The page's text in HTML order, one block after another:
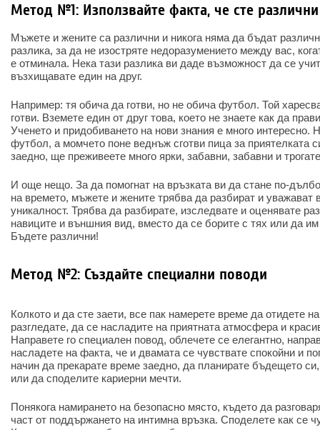
Метод №1: Използвайте факта, че сте различни
Мъжете и жените са различни и никога няма да бъдат
разлика, за да не изостряте недоразумението между вас,
е отминала. Нека тази разлика ви даде възможност да се
възхищавате един на друг.
Например: тя обича да готви, но не обича футбол. Той
готви. Вземете един от друг това, което не знаете как да
Ученето и придобиването на нови знания е много интересно.
футбол, а момчето поне веднъж сготви пица за приятелката
заедно, ще преживеете много ярки, забавни, забавни и
И още нещо. За да помогнат на връзката ви да стане по-
на времето, мъжете и жените трябва да разбират и уважават
уникалност. Трябва да разбирате, изследвате и оценявате
навиците и външния вид, вместо да се борите с тях или да
Бъдете различни!
Метод №2: Създайте специални поводи
Колкото и да сте заети, все пак намерете време да отидете
разгледате, да се насладите на приятната атмосфера и
Направете го специален повод, облечете се елегантно,
насладете на факта, че и двамата се чувствате спокойни и
начин да прекарате време заедно, да планирате бъдещето
или да споделите кариерни мечти.
Понякога намирането на безопасно място, където да
част от поддържането на интимна връзка. Споделете как се